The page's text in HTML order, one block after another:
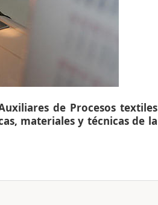
de Procesos textiles
materiales y técnicas de la